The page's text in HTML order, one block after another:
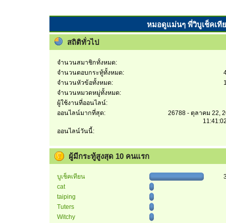
หมอดูแม่นๆ พี่วิบูเช็คเที
สถิติทั่วไป
จำนวนสมาชิกทั้งหมด:
จำนวนตอบกระทู้ทั้งหมด:
จำนวนหัวข้อทั้งหมด:
จำนวนหมวดหมู่ทั้งหมด:
ผู้ใช้งานที่ออนไลน์:
ออนไลน์มากที่สุด:
26788 - ตุลาคม 22,
ออนไลน์วันนี้:
ผู้มีกระทู้สูงสุด 10 คนแรก
บูเช็คเทียน
cat
taiping
Tuters
Witchy